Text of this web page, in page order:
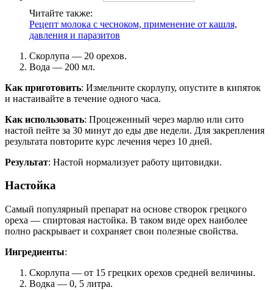
Читайте также:
Рецепт молока с чесноком, применение от кашля,
давления и паразитов
Скорлупа — 20 орехов.
Вода — 200 мл.
Как приготовить: Измельчите скорлупу, опустите в кипяток
и настаивайте в течение одного часа.
Как использовать: Процеженный через марлю или сито
настой пейте за 30 минут до еды две недели. Для закрепления
результата повторите курс лечения через 10 дней.
Результат: Настой нормализует работу щитовидки.
Настойка
Самый популярный препарат на основе створок грецкого
ореха — спиртовая настойка. В таком виде орех наиболее
полно раскрывает и сохраняет свои полезные свойства.
Ингредиенты:
Скорлупа — от 15 грецких орехов средней величины.
Водка — 0, 5 литра.